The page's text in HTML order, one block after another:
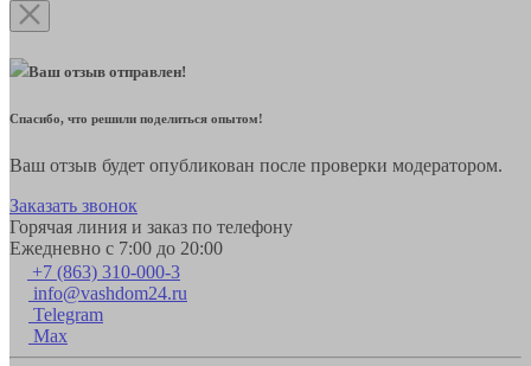
Ваш отзыв отправлен!
Спасибо, что решили поделиться опытом!
Ваш отзыв будет опубликован после проверки модератором.
Заказать звонок
Горячая линия и заказ по телефону
Ежедневно с 7:00 до 20:00
+7 (863) 310-000-3
info@vashdom24.ru
Telegram
Max